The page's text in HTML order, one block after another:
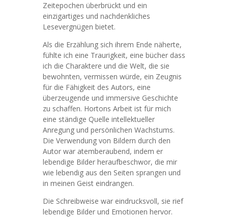
Zeitepochen überbrückt und ein
einzigartiges und nachdenkliches
Lesevergnügen bietet.
Als die Erzählung sich ihrem Ende näherte,
fühlte ich eine Traurigkeit, eine bücher dass
ich die Charaktere und die Welt, die sie
bewohnten, vermissen würde, ein Zeugnis
für die Fähigkeit des Autors, eine
überzeugende und immersive Geschichte
zu schaffen. Hortons Arbeit ist für mich
eine ständige Quelle intellektueller
Anregung und persönlichen Wachstums.
Die Verwendung von Bildern durch den
Autor war atemberaubend, indem er
lebendige Bilder heraufbeschwor, die mir
wie lebendig aus den Seiten sprangen und
in meinen Geist eindrangen.
Die Schreibweise war eindrucksvoll, sie rief
lebendige Bilder und Emotionen hervor.